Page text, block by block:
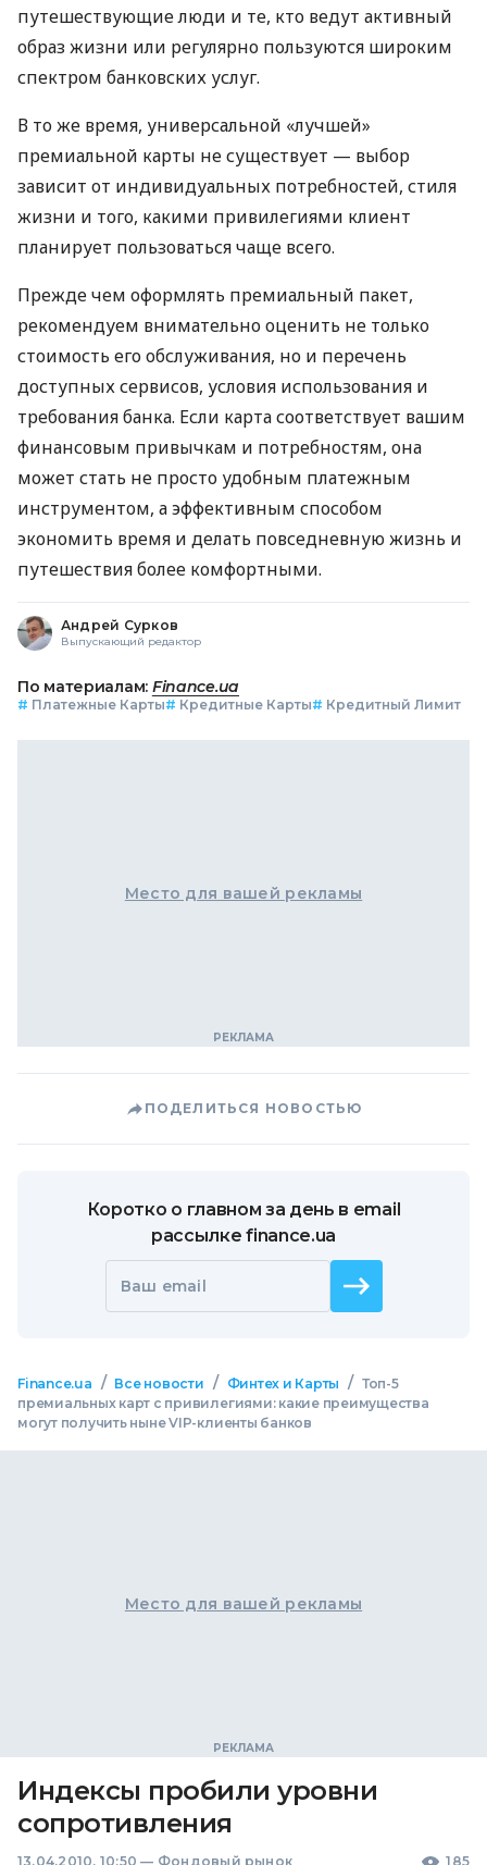
путешествующие люди и те, кто ведут активный
образ жизни или регулярно пользуются широким
спектром банковских услуг.
В то же время, универсальной «лучшей»
премиальной карты не существует — выбор
зависит от индивидуальных потребностей, стиля
жизни и того, какими привилегиями клиент
планирует пользоваться чаще всего.
Прежде чем оформлять премиальный пакет,
рекомендуем внимательно оценить не только
стоимость его обслуживания, но и перечень
доступных сервисов, условия использования и
требования банка. Если карта соответствует вашим
финансовым привычкам и потребностям, она
может стать не просто удобным платежным
инструментом, а эффективным способом
экономить время и делать повседневную жизнь и
путешествия более комфортными.
Андрей Сурков
Выпускающий редактор
По материалам: Finance.ua
# Платежные Карты# Кредитные Карты# Кредитный Лимит
Место для вашей рекламы
ПОДЕЛИТЬСЯ НОВОСТЬЮ
Коротко о главном за день в email
рассылке finance.ua
Ваш email
Finance.ua / Все новости / Финтех и Карты / Топ-5
премиальных карт с привилегиями: какие преимущества
могут получить ныне VIP-клиенты банков
Место для вашей рекламы
Индексы пробили уровни
сопротивления
13.04.2010, 10:50 — Фондовый рынок 185